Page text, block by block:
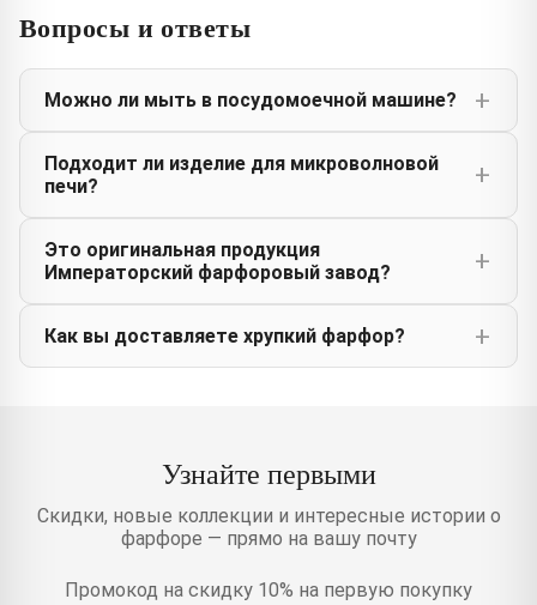
Вопросы и ответы
Можно ли мыть в посудомоечной машине?
Подходит ли изделие для микроволновой
печи?
Это оригинальная продукция
Императорский фарфоровый завод?
Как вы доставляете хрупкий фарфор?
Узнайте первыми
Скидки, новые коллекции и интересные истории о
фарфоре — прямо на вашу почту
Промокод на скидку 10% на первую покупку